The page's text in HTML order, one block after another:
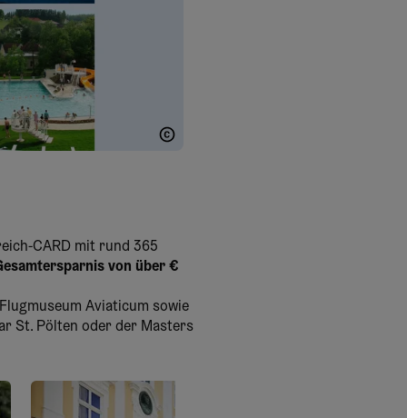
CARD mit rund 365
von über €
Aviaticum sowie
St. Pölten oder der Masters